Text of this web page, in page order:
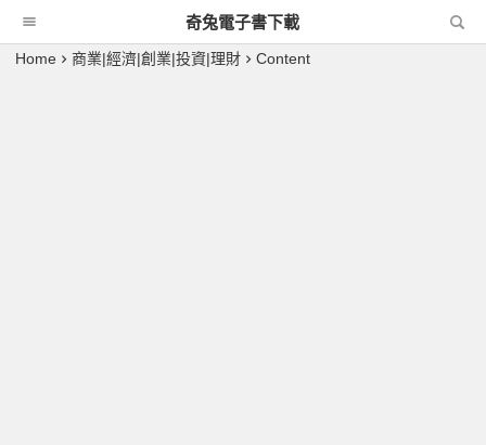
奇兔電子書下載
Home 商業|經濟|創業|投資|理財 Content